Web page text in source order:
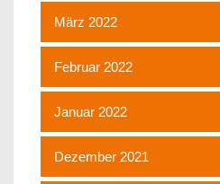
März 2022
Februar 2022
Januar 2022
Dezember 2021